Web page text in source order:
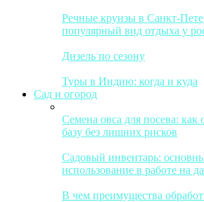
Речные круизы в Санкт-
популярный вид отдыха у
Дизель по сезону
Туры в Индию: когда и куда
Сад и огород
Семена овса для посева: как
базу без лишних рисков
Садовый инвентарь:
использование в работе на
В чем преимущества